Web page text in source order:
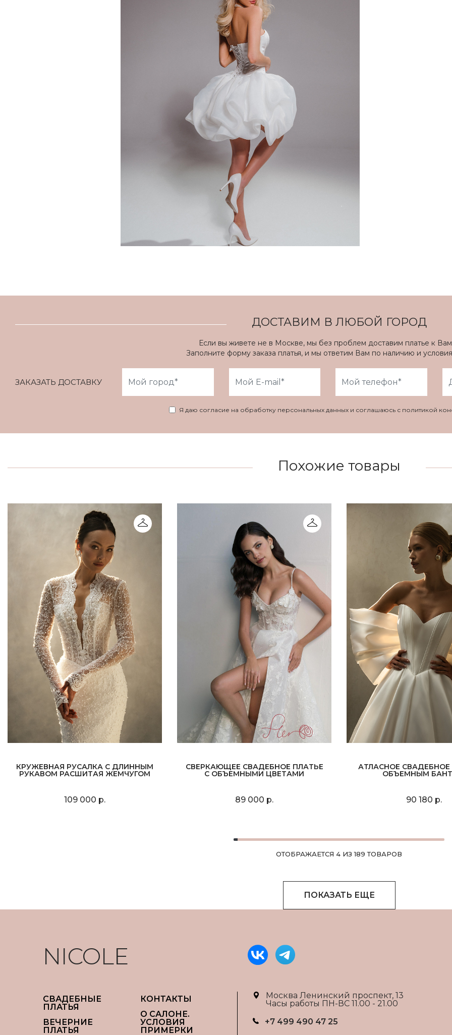
ДОСТАВИМ В ЛЮБОЙ ГОРОД
Если вы живете не в Москве, мы без проблем доставим платье к
Заполните форму заказа платья, и мы ответим Вам по наличию и
ЗАКАЗАТЬ ДОСТАВКУ
Я даю согласие на обработку персональных данных и соглашаюсь с политикой
Похожие товары
КРУЖЕВНАЯ РУСАЛКА С ДЛИННЫМ
РУКАВОМ РАСШИТАЯ ЖЕМЧУГОМ
109 000 р.
СВЕРКАЮЩЕЕ СВАДЕБНОЕ ПЛАТЬЕ
С ОБЪЕМНЫМИ ЦВЕТАМИ
89 000 р.
АТЛАСНОЕ СВАДЕБНОЕ
ОБЪЕМНЫМ
90 180 р.
ОТОБРАЖАЕТСЯ 4 ИЗ 189 ТОВАРОВ
ПОКАЗАТЬ ЕЩЕ
NICOLE
СВАДЕБНЫЕ
ПЛАТЬЯ
ВЕЧЕРНИЕ
ПЛАТЬЯ
КОНТАКТЫ
О САЛОНЕ.
УСЛОВИЯ
ПРИМЕРКИ
Москва Ленинский проспект, 13
Часы работы ПН-ВС 11.00 - 21.00
+7 499 490 47 25